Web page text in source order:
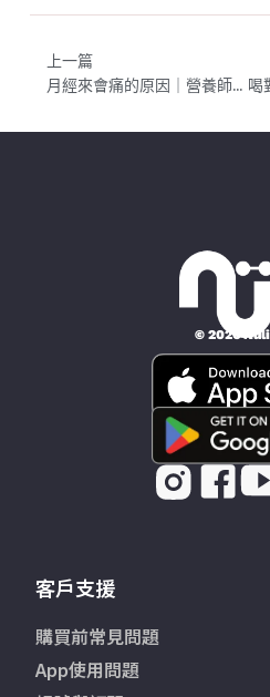
上一篇
月經來會痛的原因｜營養師：補充「六大營養素」，緩解生理痛與經前症候群
© 2026
客戶支援
購買前常見問題
App使用問題